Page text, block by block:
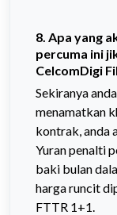
8. Apa yang
percuma ini
CelcomDigi
Sekiranya
menamatkan
kontrak, anda
Yuran penalti
baki bulan
harga runcit
FTTR 1+1.